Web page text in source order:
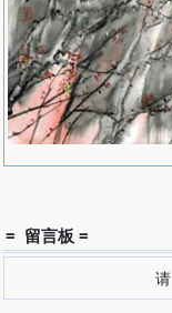
= 留言板 =
请